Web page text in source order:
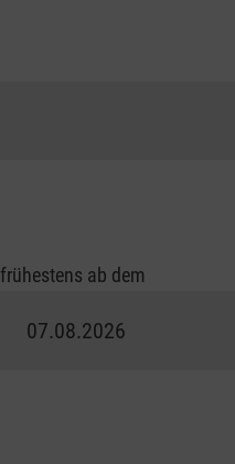
frühestens ab dem